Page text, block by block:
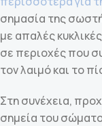
σημασία της
με απαλές
σε περιοχές που
τον λαιμό και το
Στη συνέχεια,
σημεία του